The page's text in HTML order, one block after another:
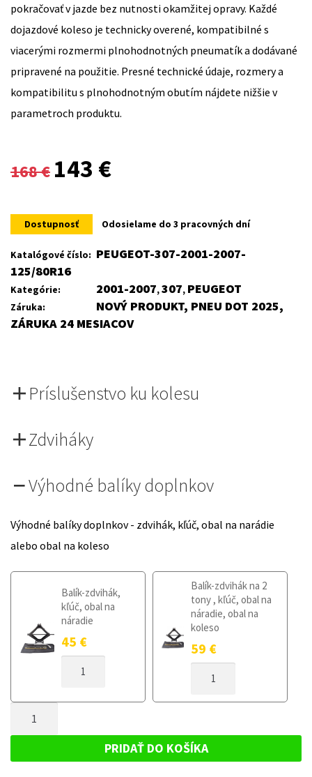
pokračovať v jazde bez nutnosti okamžitej opravy. Každé
dojazdové koleso je technicky overené, kompatibilné s
viacerými rozmermi plnohodnotných pneumatík a dodávané
pripravené na použitie. Presné technické údaje, rozmery a
kompatibilitu s plnohodnotným obutím nájdete nižšie v
parametroch produktu.
168€
Original
was:
168 €.
143 €
is:
143 €.
Dostupnosť Odosielame do 3 pracovných dní
Katalógové číslo: PEUGEOT-307-2001-2007-
125/80R16
Kategórie: 2001-2007,307, PEUGEOT
Záruka:
NOVÝ PRODUKT, PNEU DOT 2025,
ZÁRUKA 24 MESIACOV
Príslušenstvo ku kolesu
Zdviháky
Výhodné balíky doplnkov
Výhodné balíky doplnkov - zdvihák, kľúč, obal na narádie
alebo obal na koleso
Balík-zdvihák,
kľúč, obal na
náradie
45 €
DOJAZDOVÉ
PEUGEOT
2001-
125/80R16
Balík-zdvihák na 2
tony , kľúč, obal na
náradie, obal na
koleso
59 €
DOJAZDOVÉ
2001-
2007
PEUGEOT
PRIDAŤ DO KOŠÍKA